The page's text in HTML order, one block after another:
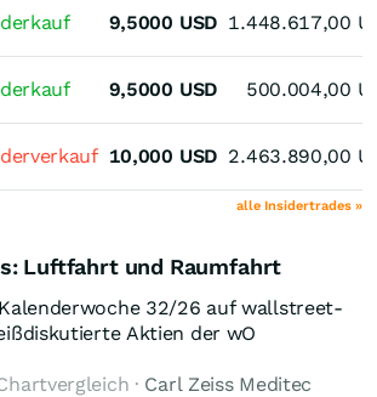
9,5000 USD 1.448.617,00
9,5000 USD 500.004,00
10,000 USD 2.463.890,00
alle Insidertrades »
Luftfahrt und Raumfahrt
32/26 auf wallstreet-
Aktien der wO
· Carl Zeiss Meditec